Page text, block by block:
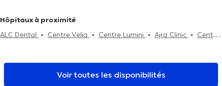
Pédiatres à Rixensart
Pédiatres à Bertem
Hôpitaux à proximité
ALC Dental
Centre Velia Centre Lumini Ajra Clinic
Centre
Centre Médical Edith Cavell Cabinet Pifferi
Voir toutes les disponibilités